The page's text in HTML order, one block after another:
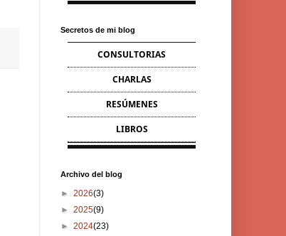
Secretos de mi blog
CONSULTORIAS
CHARLAS
RESÚMENES
LIBROS
Archivo del blog
► 2026(3)
► 2025(9)
► 2024(23)